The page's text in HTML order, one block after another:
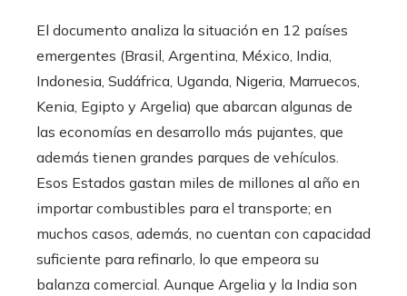
El documento analiza la situación en 12 países
emergentes (Brasil, Argentina, México, India,
Indonesia, Sudáfrica, Uganda, Nigeria, Marruecos,
Kenia, Egipto y Argelia) que abarcan algunas de
las economías en desarrollo más pujantes, que
además tienen grandes parques de vehículos.
Esos Estados gastan miles de millones al año en
importar combustibles para el transporte; en
muchos casos, además, no cuentan con capacidad
suficiente para refinarlo, lo que empeora su
balanza comercial. Aunque Argelia y la India son